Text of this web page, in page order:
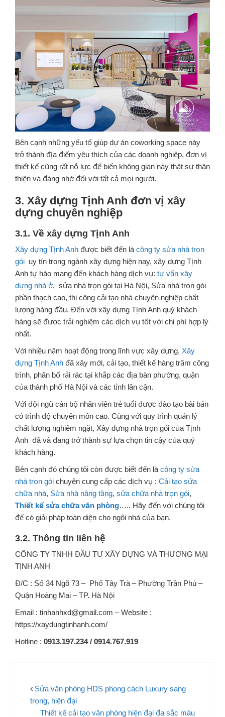
Bên cạnh những yếu tố giúp dự án coworking space này
trở thành địa điểm yêu thích của các doanh nghiệp, đơn vị
thiết kế cũng rất nỗ lực để biến không gian này thật sự thân
thiện và đáng nhớ đối với tất cả mọi người.
3. Xây dựng Tịnh Anh đơn vị xây
dựng chuyên nghiệp
3.1. Về xây dựng Tịnh Anh
Xây dựng Tịnh Anh được biết đến là công ty sửa nhà trọn
gói uy tín trong ngành xây dựng hiện nay, xây dựng Tịnh
Anh tự hào mang đến khách hàng dịch vụ: tư vấn xây
dựng nhà ở, sửa nhà trọn gói tại Hà Nội, Sửa nhà trọn gói
phần thạch cao, thi công cải tạo nhà chuyên nghiệp chất
lượng hàng đầu. Đến với xây dựng Tịnh Anh quý khách
hàng sẽ được trải nghiệm các dịch vụ tốt với chi phí hợp lý
nhất.
Với nhiều năm hoạt động trong lĩnh vực xây dựng, Xây
dựng Tịnh Anh đã xây mới, cải tạo, thiết kế hàng trăm công
trình, phân bố rải rác tại khắp các địa bàn phường, quận
của thành phố Hà Nội và các tỉnh lân cận.
Với đội ngũ cán bộ nhân viên trẻ tuổi được đào tạo bài bản
có trình độ chuyên môn cao. Cùng với quy trình quản lý
chất lượng nghiêm ngặt, Xây dựng nhà trọn gói của Tịnh
Anh đã và đang trở thành sự lựa chọn tin cậy của quý
khách hàng.
Bên cạnh đó chúng tôi còn được biết đến là công ty sửa
nhà trọn gói chuyên cung cấp các dịch vụ : Cải tạo sửa
chữa nhà, Sửa nhà nâng tầng, sửa chữa nhà trọn gói,
Thiết kế sửa chữa văn phòng….. Hãy đến với chúng tôi
để có giải pháp toàn diện cho ngôi nhà của bạn.
3.2. Thông tin liên hệ
CÔNG TY TNHH ĐẦU TƯ XÂY DỰNG VÀ THƯƠNG MẠI
TỊNH ANH
Đ/C : Số 34 Ngõ 73 – Phố Tây Trà – Phường Trần Phú –
Quận Hoàng Mai – TP. Hà Nội
Email : tinhanhxd@gmail.com – Website :
https://xaydungtinhanh.com/
Hotline : 0913.197.234 / 0914.767.919
Sửa văn phòng HDS phong cách Luxury sang
trọng, hiện đại
Thiết kế cải tạo văn phòng hiện đại đa sắc màu